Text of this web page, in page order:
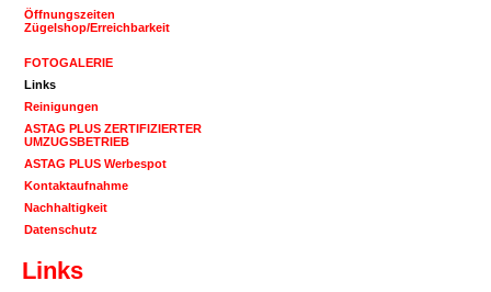
Öffnungszeiten
Zügelshop/Erreichbarkeit
FOTOGALERIE
Links
Reinigungen
ASTAG PLUS ZERTIFIZIERTER
UMZUGSBETRIEB
ASTAG PLUS Werbespot
Kontaktaufnahme
Nachhaltigkeit
Datenschutz
Links